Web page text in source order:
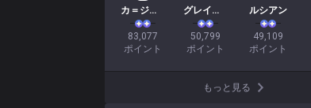
カ＝ジックス
83,077
ポイント
グレイブス
50,799
ポイント
ルシアン
49,109
ポイント
もっと見る